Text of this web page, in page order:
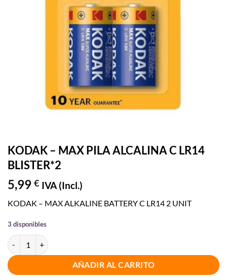
KODAK – MAX PILA ALCALINA C LR14
BLISTER*2
5,99 € IVA (Incl.)
KODAK – MAX ALKALINE BATTERY C LR14 2 UNIT
3 disponibles
KODAK - MAX PILA ALCALINA C LR14 BLISTER*2 cantidad
AÑADIR AL CARRITO